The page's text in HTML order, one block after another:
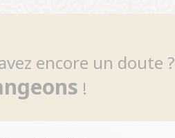
encore un doute ?
!